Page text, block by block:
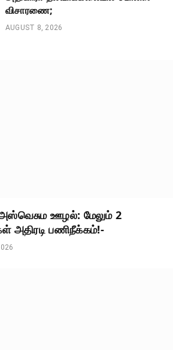
விசாரணை;
AUGUST 8, 2026
ஊழல்: மேலும் 2
அதிரடி பணிநீக்கம்!-